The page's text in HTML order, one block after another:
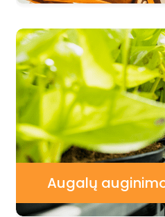
Augalų